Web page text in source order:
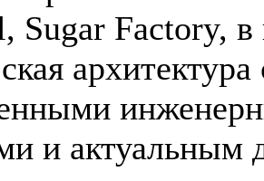
Sugar Factory, в
архитектура
и актуальным